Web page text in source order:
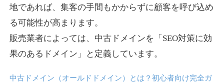
詳細を見る
ジャンル 飲食
DA37 外部リンク数
3,300円 入札 2件
地であれば、集客の手間もかからずに顧客を呼び込め
る可能性が高まります。
販売業者によっては、中古ドメインを「SEO対策に効
果のあるドメイン」と定義しています。
中古ドメイン（オールドドメイン）とは？初心者向け完全ガ